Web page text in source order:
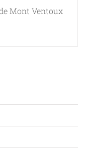
Mont Ventoux